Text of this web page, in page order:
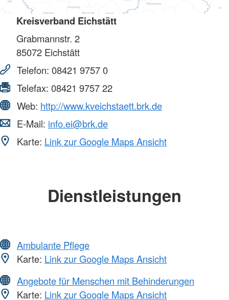
Kreisverband Eichstätt
Grabmannstr. 2
85072 Eichstätt
Telefon: 08421 9757 0
Telefax: 08421 9757 22
Web: http://www.kveichstaett.brk.de
E-Mail: info.ei@brk.de
Karte: Link zur Google Maps Ansicht
Dienstleistungen
Ambulante Pflege
Karte: Link zur Google Maps Ansicht
Angebote für Menschen mit Behinderungen
Karte: Link zur Google Maps Ansicht